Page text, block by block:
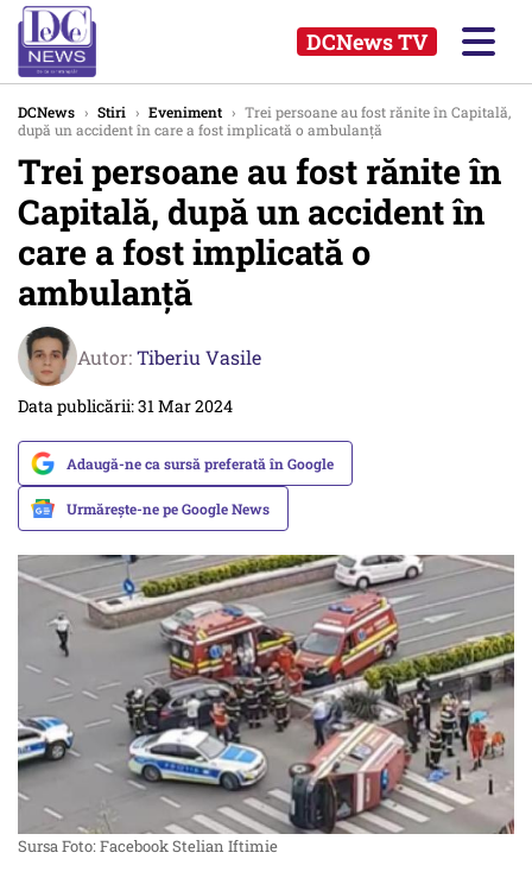
DCNews TV
DCNews › Stiri › Eveniment › Trei persoane au fost rănite în Capitală,
după un accident în care a fost implicată o ambulanţă
Trei persoane au fost rănite în
Capitală, după un accident în
care a fost implicată o
ambulanţă
Autor:Tiberiu Vasile
Data publicării: 31 Mar 2024
Adaugă-ne ca sursă preferată în Google
Urmărește-ne pe Google News
Sursa Foto: Facebook Stelian Iftimie